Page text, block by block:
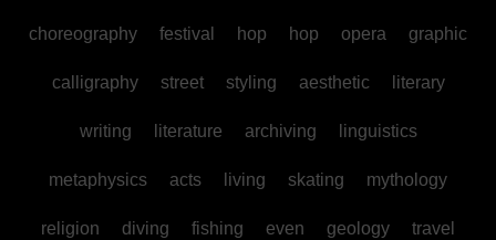
choreography festival hop hop opera graphic
calligraphy street styling aesthetic literary
writing literature archiving linguistics
metaphysics acts living skating mythology
religion diving fishing even geology travel